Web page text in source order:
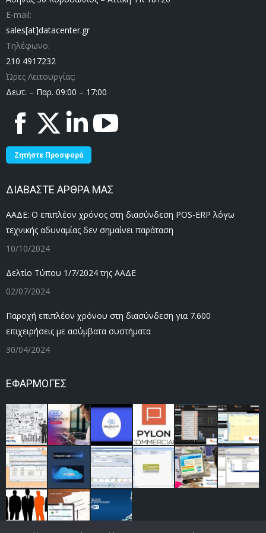
E-mail:
sales[at]datacenter.gr
Τηλέφωνο:
210 4917232
Ώρες Λειτουργίας:
Δευτ. – Παρ. 09:00 – 17:00
Facebook
page
opens
in
window
X
page
opens
in
window
Linkedin
page
opens
in
window
Ζητήστε Προσφορά
ΔΙΑΒΑΣΤΕ ΑΡΘΡΑ ΜΑΣ
ΑΑΔΕ: Ο επιπλέον χρόνος στη διασύνδεση POS-ERP λόγω
τεχνικής αδυναμίας δεν σημαίνει παράταση
10/10/2024
Δελτίο Τύπου 1/7/2024 της ΑΑΔΕ
02/07/2024
Παροχή επιπλέον χρόνου στη διασύνδεση για 7.600
επιχειρήσεις με ασύμβατα συστήματα
30/04/2024
ΕΦΑΡΜΟΓΕΣ